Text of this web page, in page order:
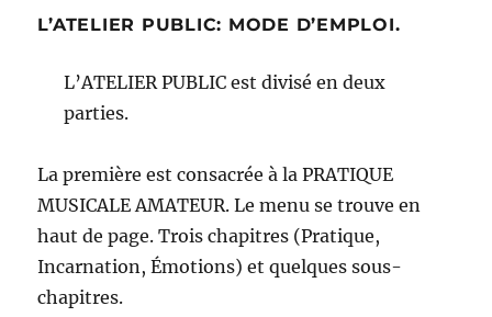
L’ATELIER PUBLIC: MODE D’EMPLOI.
L’ATELIER PUBLIC est divisé en deux
parties.
La première est consacrée à la PRATIQUE
MUSICALE AMATEUR. Le menu se trouve en
haut de page. Trois chapitres (Pratique,
Incarnation, Émotions) et quelques sous-
chapitres.